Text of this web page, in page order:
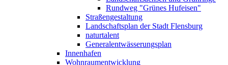
Rundweg "Grünes Hufeisen"
Straßengestaltung
Landschaftsplan der Stadt Flensburg
naturtalent
Generalentwässerungsplan
Innenhafen
Wohnraumentwicklung